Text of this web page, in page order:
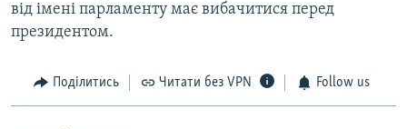
від імені парламенту має вибачитися перед
президентом.
Поділитись Читати без VPN Follow us